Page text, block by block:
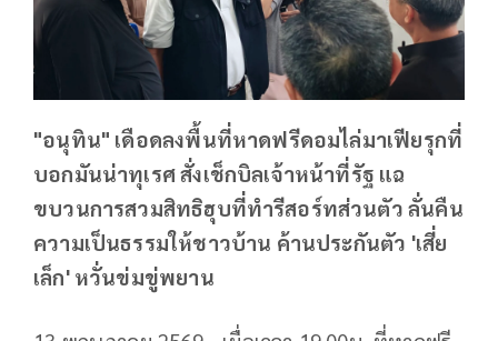
"อนุทิน" เดือดลงพื้นที่หาดฟรีดอมไล่มาเฟียรุกที่
บอกมันน่าทุเรศ สั่งเช็กบิลเจ้าหน้าที่รัฐ แฉ
ขบวนการสวมสิทธิฮุบที่ทำรีสอร์ทส่วนตัว ลั่นคืน
ความเป็นธรรมให้ชาวบ้าน ค้านประกันตัว 'เสี่ย
เล็ก' หวั่นข่มขู่พยาน